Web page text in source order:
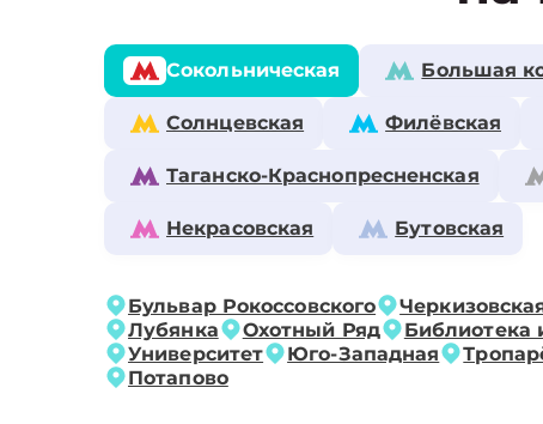
Сокольническая Большая
Солнцевская Филёвская
Таганско-Краснопресненская
Некрасовская Бутовская
Бульвар Рокоссовского
Лубянка
Охотный Ряд Библиотека
Университет
Юго-Западная
Потапово